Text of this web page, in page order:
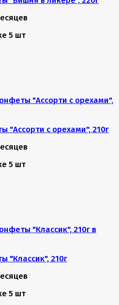
5 шт
"Ассорти с орехами", 210г
5 шт
"Классик", 210г
5 шт